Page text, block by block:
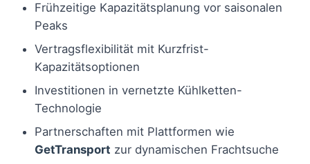
Frühzeitige Kapazitätsplanung vor saisonalen
Peaks
Vertragsflexibilität mit Kurzfrist-
Kapazitätsoptionen
Investitionen in vernetzte Kühlketten-
Technologie
Partnerschaften mit Plattformen wie
GetTransport zur dynamischen Frachtsuche